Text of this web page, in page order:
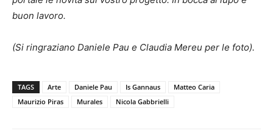
buon lavoro.
(Si ringraziano Daniele Pau e Claudia Mereu per le foto).
TAGS Arte Daniele Pau Is Gannaus
Matteo Caria
Maurizio Piras
Murales Nicola Gabbrielli